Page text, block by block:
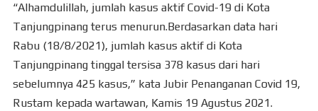
“Alhamdulillah, jumlah kasus aktif Covid-19 di Kota
Tanjungpinang terus menurun.Berdasarkan data hari
Rabu (18/8/2021), jumlah kasus aktif di Kota
Tanjungpinang tinggal tersisa 378 kasus dari hari
sebelumnya 425 kasus,” kata Jubir Penanganan Covid 19,
Rustam kepada wartawan, Kamis 19 Agustus 2021.